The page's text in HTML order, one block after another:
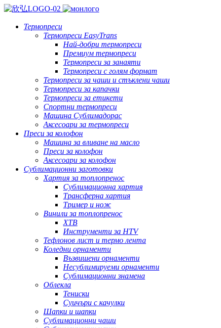
Термопреси
Термопреси EasyTrans
Най-добри термопреси
Премиум термопреси
Термопреси за занаяти
Термопреси с голям формат
Термопреси за чаши и стъклени чаши
Термопреси за капачки
Термопреси за етикети
Спортни термопреси
Машина Сублимадорас
Аксесоари за термопреси
Преси за колофон
Машина за вливане на масло
Преси за колофон
Аксесоари за колофон
Сублимационни заготовки
Хартия за топлопренос
Сублимационна хартия
Трансферна хартия
Тример и нож
Винили за топлопренос
ХТВ
Инструменти за HTV
Тефлонов лист и термо лента
Коледни орнаменти
Възвишени орнаменти
Несублимируеми орнаменти
Сублимационни знамена
Облекла
Тениски
Суичъри с качулки
Шапки и шапки
Сублимационни чаши